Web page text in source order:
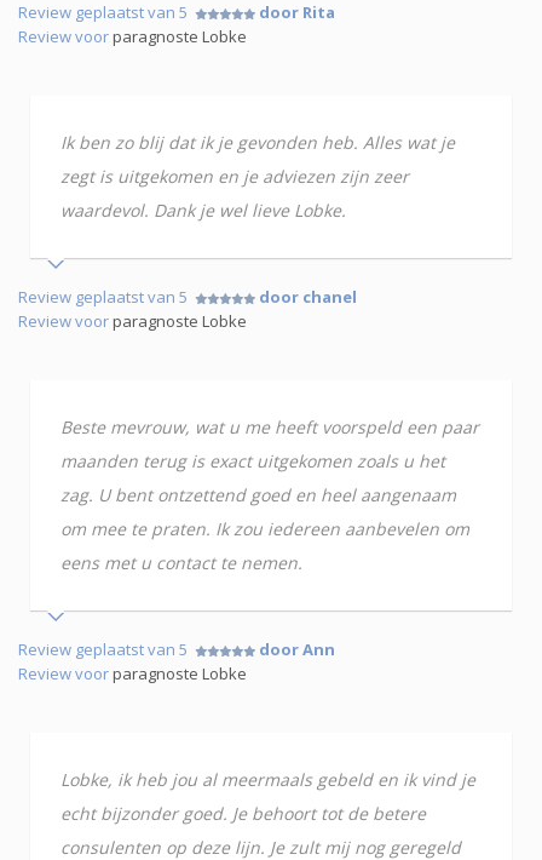
Review geplaatst van 5
door Rita
Review voorparagnoste Lobke
Ik ben zo blij dat ik je gevonden heb. Alles wat je
zegt is uitgekomen en je adviezen zijn zeer
waardevol. Dank je wel lieve Lobke.
Review geplaatst van 5
door chanel
Review voorparagnoste Lobke
Beste mevrouw, wat u me heeft voorspeld een paar
maanden terug is exact uitgekomen zoals u het
zag. U bent ontzettend goed en heel aangenaam
om mee te praten. Ik zou iedereen aanbevelen om
eens met u contact te nemen.
Review geplaatst van 5
door Ann
Review voorparagnoste Lobke
Lobke, ik heb jou al meermaals gebeld en ik vind je
echt bijzonder goed. Je behoort tot de betere
consulenten op deze lijn. Je zult mij nog geregeld